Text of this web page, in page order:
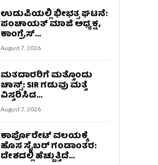
ಉಡುಪಿಯಲ್ಲಿ ಭೀಭತ್ಸ ಘಟನೆ:
ಪಂಚಾಯತ್ ಮಾಜಿ ಅಧ್ಯಕ್ಷ,
ಕಾಂಗ್ರೆಸ್...
August 7, 2026
ಮತದಾರರಿಗೆ ಮತ್ತೊಂದು
ಚಾನ್ಸ್: SIR ಗಡುವು ಮತ್ತೆ
ವಿಸ್ತರಿಸಿದ...
August 7, 2026
ಕಾರ್ಪೊರೇಟ್ ವಲಯಕ್ಕೆ
ಹೊಸ ಸೈಬರ್ ಗಂಡಾಂತರ:
ದೇಶದಲ್ಲಿ ಹೆಚ್ಚುತ್ತಿದೆ...